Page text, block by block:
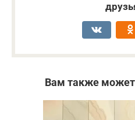
Вам также может